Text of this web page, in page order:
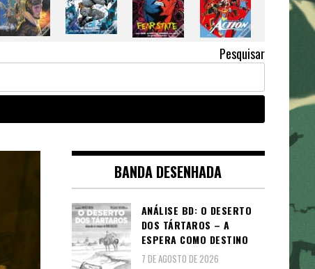
Pesquisar
BANDA DESENHADA
ANÁLISE BD: O DESERTO
DOS TÁRTAROS – A
ESPERA COMO DESTINO
7 DE AGOSTO DE 2026